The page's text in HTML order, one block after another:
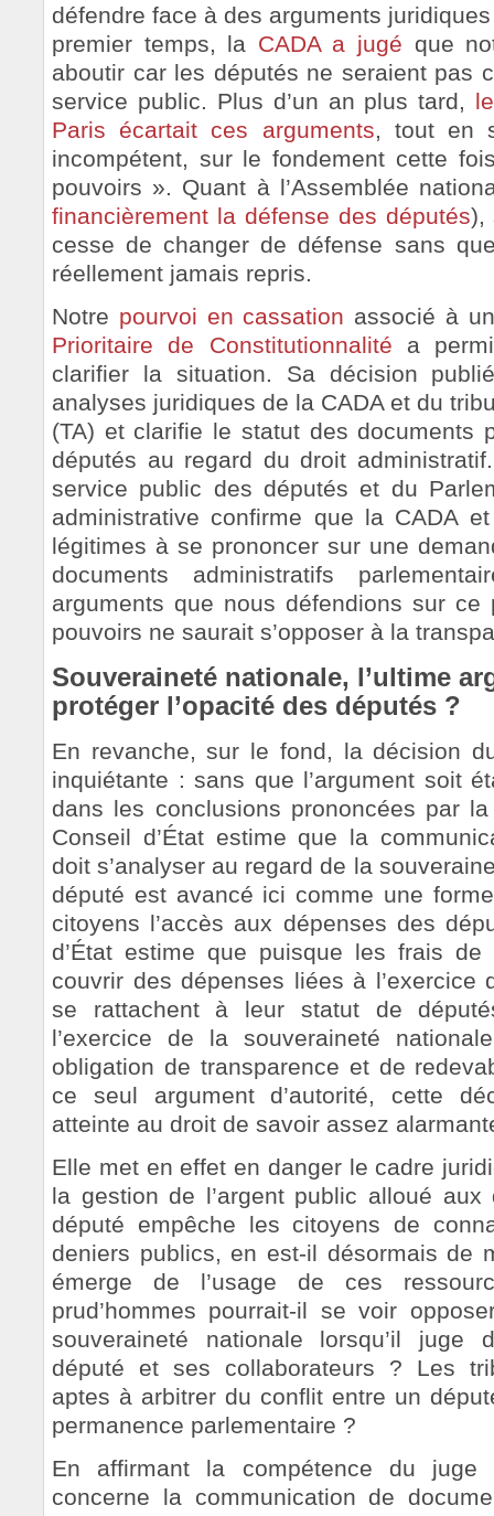
défendre face à des arguments
premier temps, la CADA a jugé que
aboutir car les députés ne seraient pas
service public. Plus d’un an plus tard,
Paris écartait ces arguments , tout en
incompétent, sur le fondement cette
pouvoirs ». Quant à l’Assemblée
financièrement la défense des députés),
cesse de changer de défense sans
réellement jamais repris.
Notre pourvoi en cassation associé à
Prioritaire de Constitutionnalité a
clarifier la situation. Sa décision
analyses juridiques de la CADA et du
(TA) et clarifie le statut des documents
députés au regard du droit
service public des députés et du
administrative confirme que la CADA
légitimes à se prononcer sur une
documents administratifs
arguments que nous défendions sur
pouvoirs ne saurait s’opposer à la
Souveraineté nationale, l’ultime
protéger l’opacité des députés ?
En revanche, sur le fond, la décision
inquiétante : sans que l’argument soit
dans les conclusions prononcées par
Conseil d’État estime que la
doit s’analyser au regard de la
député est avancé ici comme une
citoyens l’accès aux dépenses des
d’État estime que puisque les frais
couvrir des dépenses liées à l’exercice
se rattachent à leur statut de
l’exercice de la souveraineté
obligation de transparence et de
ce seul argument d’autorité, cette
atteinte au droit de savoir assez
Elle met en effet en danger le cadre
la gestion de l’argent public alloué
député empêche les citoyens de
deniers publics, en est-il désormais de
émerge de l’usage de ces
prud’hommes pourrait-il se voir
souveraineté nationale lorsqu’il juge
député et ses collaborateurs ? Les
aptes à arbitrer du conflit entre un
permanence parlementaire ?
En affirmant la compétence du
concerne la communication de